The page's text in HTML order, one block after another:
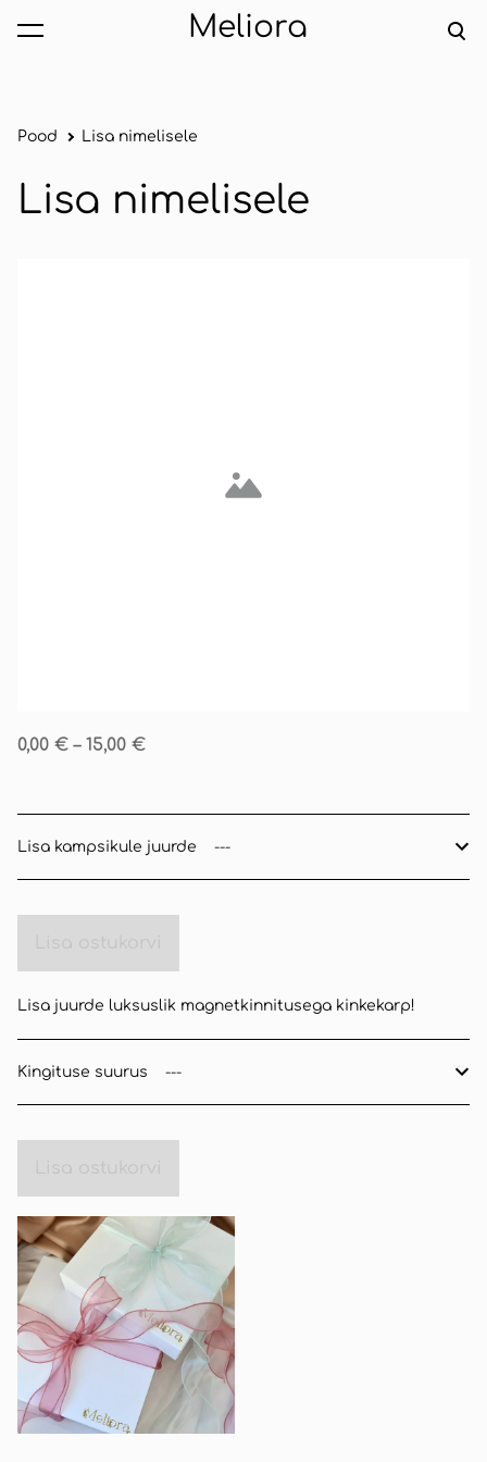
Meliora
lisati ostukorvi. Vaata ostukorvi
Pood Lisa nimelisele
Lisa nimelisele
0,00 € – 15,00 €
Lisa kampsikule juurde
Lisa juurde luksuslik magnetkinnitusega kinkekarp!
Kingituse suurus